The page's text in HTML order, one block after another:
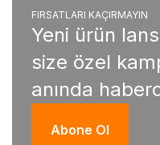
FIRSATLARI KAÇIRMAYIN
Yeni ürün
size özel
anında
Abone Ol